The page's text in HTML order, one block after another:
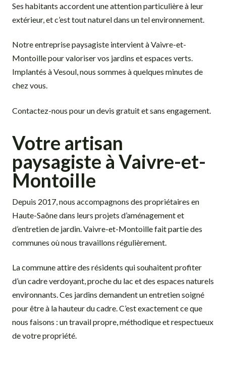
Ses habitants accordent une attention particulière à leur
extérieur, et c’est tout naturel dans un tel environnement.
Notre entreprise paysagiste intervient à Vaivre-et-
Montoille pour valoriser vos jardins et espaces verts.
Implantés à Vesoul, nous sommes à quelques minutes de
chez vous.
Contactez-nous pour un devis gratuit et sans engagement.
Votre artisan
paysagiste à Vaivre-et-
Montoille
Depuis 2017, nous accompagnons des propriétaires en
Haute-Saône dans leurs projets d’aménagement et
d’entretien de jardin. Vaivre-et-Montoille fait partie des
communes où nous travaillons régulièrement.
La commune attire des résidents qui souhaitent profiter
d’un cadre verdoyant, proche du lac et des espaces naturels
environnants. Ces jardins demandent un entretien soigné
pour être à la hauteur du cadre. C’est exactement ce que
nous faisons : un travail propre, méthodique et respectueux
de votre propriété.